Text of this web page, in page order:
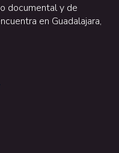
documental y de
en Guadalajara,